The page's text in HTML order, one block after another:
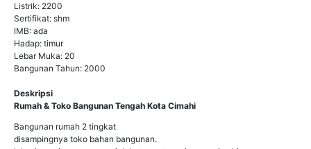
Listrik: 2200
Sertifikat: shm
IMB: ada
Hadap: timur
Lebar Muka: 20
Bangunan Tahun: 2000
Deskripsi
Rumah & Toko Bangunan Tengah Kota Cimahi
Bangunan rumah 2 tingkat
disampingnya toko bahan bangunan.